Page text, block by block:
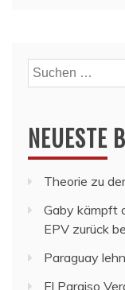
Suchen
nach:
NEUESTE
Theorie zu
Gaby kämpft
EPV zurück
Paraguay
El Paraiso